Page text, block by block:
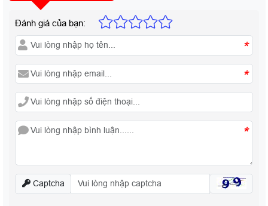
Đánh giá của bạn:
*
*
*
Captcha